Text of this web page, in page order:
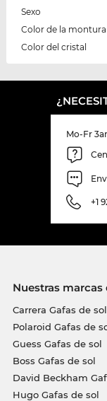
Sexo
Color de la montura
Color del cristal
Mo-Fr
+1
Nuestras
Carrera Gafas de sol
Polaroid Gafas de
Guess Gafas de sol
Boss Gafas de sol
David Beckham
Hugo Gafas de sol